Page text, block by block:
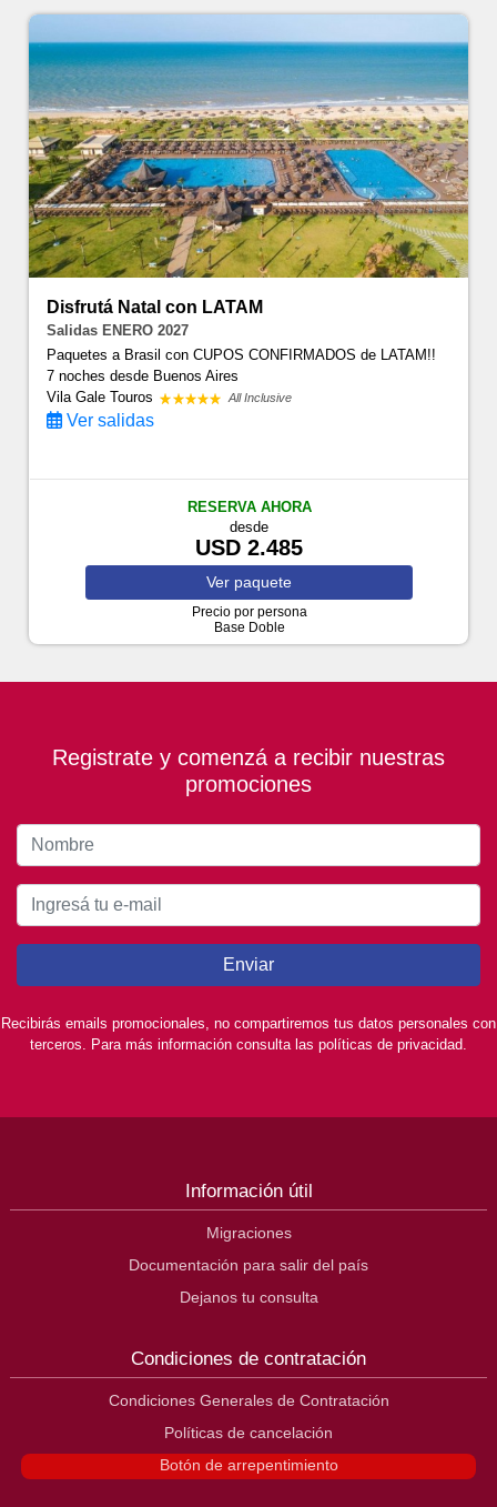
Disfrutá Natal con LATAM
Salidas ENERO 2027
Paquetes a Brasil con CUPOS CONFIRMADOS de LATAM!!
7 nochesdesde Buenos Aires
Vila Gale Touros
All Inclusive
Ver salidas
RESERVA AHORA
desde
USD 2.485
Ver paquete
Precio por persona
Base Doble
Registrate y comenzá a recibir nuestras
promociones
Enviar
Recibirás emails promocionales, no compartiremos tus datos personales con
terceros. Para más información consulta las políticas de privacidad.
Información útil
Migraciones
Documentación para salir del país
Dejanos tu consulta
Condiciones de contratación
Condiciones Generales de Contratación
Políticas de cancelación
Botón de arrepentimiento